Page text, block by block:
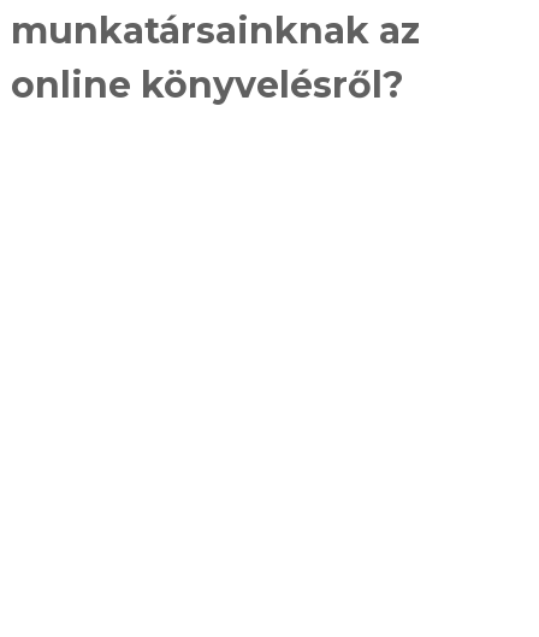
munkatársainknak az
online könyvelésről?